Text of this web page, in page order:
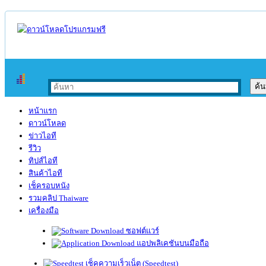
หน้าแรก
ดาวน์โหลด
ข่าวไอที
รีวิว
ทิปส์ไอที
สินค้าไอที
เช็ครอบหนัง
รวมคลิป Thaiware
เครื่องมือ
ซอฟต์แวร์
แอปพลิเคชันบนมือถือ
เช็คความเร็วเน็ต (Speedtest)